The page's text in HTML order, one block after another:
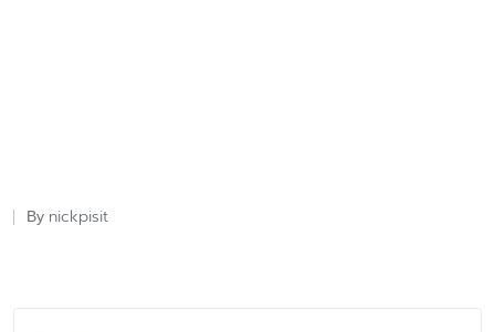
Posted
By nickpisit